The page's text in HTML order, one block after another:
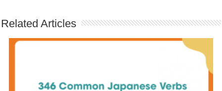
Related Articles